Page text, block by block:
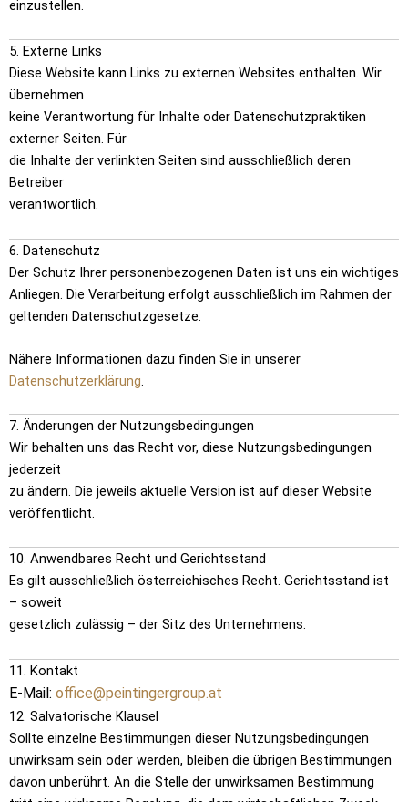
einzustellen.
5. Externe Links
Diese Website kann Links zu externen Websites enthalten. Wir
übernehmen
keine Verantwortung für Inhalte oder Datenschutzpraktiken
externer Seiten. Für
die Inhalte der verlinkten Seiten sind ausschließlich deren
Betreiber
verantwortlich.
6. Datenschutz
Der Schutz Ihrer personenbezogenen Daten ist uns ein wichtiges
Anliegen. Die Verarbeitung erfolgt ausschließlich im Rahmen der
geltenden Datenschutzgesetze.
Nähere Informationen dazu finden Sie in unserer
Datenschutzerklärung.
7. Änderungen der Nutzungsbedingungen
Wir behalten uns das Recht vor, diese Nutzungsbedingungen
jederzeit
zu ändern. Die jeweils aktuelle Version ist auf dieser Website
veröffentlicht.
10. Anwendbares Recht und Gerichtsstand
Es gilt ausschließlich österreichisches Recht. Gerichtsstand ist
– soweit
gesetzlich zulässig – der Sitz des Unternehmens.
11. Kontakt
E-Mail: office@peintingergroup.at
12. Salvatorische Klausel
Sollte einzelne Bestimmungen dieser Nutzungsbedingungen
unwirksam sein oder werden, bleiben die übrigen Bestimmungen
davon unberührt. An die Stelle der unwirksamen Bestimmung